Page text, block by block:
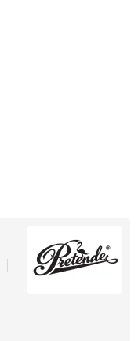
|